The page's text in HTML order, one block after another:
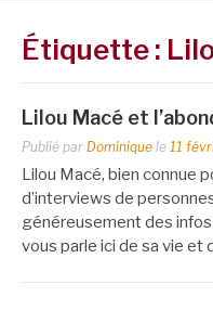
Étiquette :
Lilou Macé et
Publié par Dominique le 11
Lilou Macé, bien connue
d’interviews de
généreusement des
vous parle ici de sa vie et